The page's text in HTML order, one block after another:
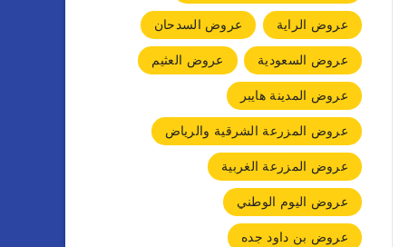
عروض الراية
عروض السدحان
عروض السعودية
عروض العثيم
عروض المدينة هايبر
عروض المزرعة الشرقية والرياض
عروض المزرعة الغربية
عروض اليوم الوطني
عروض بن داود جده